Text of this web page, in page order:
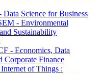
Science for Business
- Environmental
Sustainability
- Economics, Data
Corporate Finance
of Things :